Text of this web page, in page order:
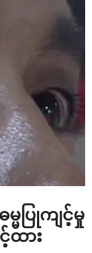
န်အမျိုးသား
ချီးပြပွဲတွင်
းကျင်းပြသထား
ရာမညဟိုတယ်တွင်
မပြုကျင့်မှု
ထား